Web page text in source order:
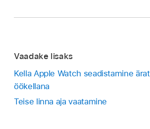
Vaadake lisaks
Kella Apple Watch seadistamine
öökellana
Teise linna aja vaatamine